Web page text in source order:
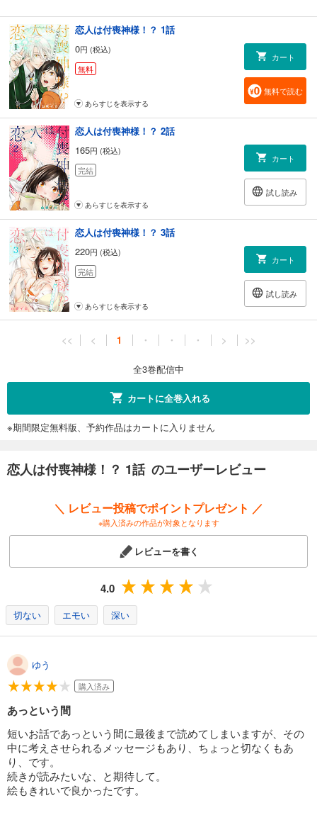
恋人は付喪神様！？ 1話
0円 (税込)
無料
カート
無料で読む
あらすじを表示する
恋人は付喪神様！？ 2話
165円 (税込)
完結
カート
試し読み
あらすじを表示する
恋人は付喪神様！？ 3話
220円 (税込)
完結
カート
試し読み
あらすじを表示する
<< < 1 ・ ・ ・ > >>
全3巻配信中
カートに全巻入れる
※期間限定無料版、予約作品はカートに入りません
恋人は付喪神様！？ 1話 のユーザーレビュー
＼ レビュー投稿でポイントプレゼント ／
※購入済みの作品が対象となります
レビューを書く
4.0
切ない エモい 深い
ゆう
購入済み
あっという間
短いお話であっという間に最後まで読めてしまいますが、その
中に考えさせられるメッセージもあり、ちょっと切なくもあ
り、です。
続きが読みたいな、と期待して。
絵もきれいで良かったです。